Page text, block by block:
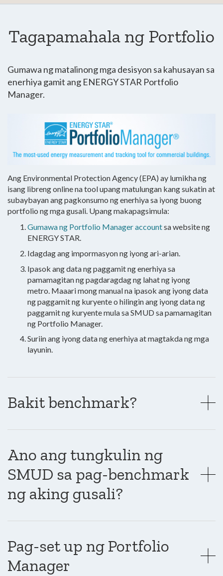
Tagapamahala ng Portfolio
Gumawa ng matalinong mga desisyon sa kahusayan sa
enerhiya gamit ang ENERGY STAR Portfolio
Manager.
Ang Environmental Protection Agency (EPA) ay lumikha ng
isang libreng online na tool upang matulungan kang sukatin at
subaybayan ang pagkonsumo ng enerhiya sa iyong buong
portfolio ng mga gusali. Upang makapagsimula:
Gumawa ng Portfolio Manager accountsa website ng
ENERGY STAR.
Idagdag ang impormasyon ng iyong ari-arian.
Ipasok ang data ng paggamit ng enerhiya sa
pamamagitan ng pagdaragdag ng lahat ng iyong
metro. Maaari mong manual na ipasok ang iyong data
ng paggamit ng kuryente o hilingin ang iyong data ng
paggamit ng kuryente mula sa SMUD sa pamamagitan
ng Portfolio Manager.
Suriin ang iyong data ng enerhiya at magtakda ng mga
layunin.
Bakit benchmark?
Ano ang tungkulin ng
SMUD sa pag-benchmark
ng aking gusali?
Pag-set up ng Portfolio
Manager